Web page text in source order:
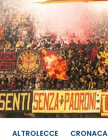
ALTROLECCE CRONACA